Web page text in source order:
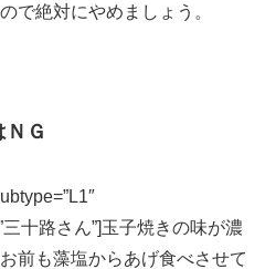
で絶対にやめましょう。
Ｇ
十路さん”]玉子焼きの味が濃
前も藻塩からあげ食べさせて